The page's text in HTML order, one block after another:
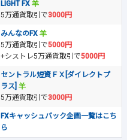
LIGHT FX
5万通貨取引で3000円
みんなのFX
5万通貨取引で5000円
+シストレ5万通貨取引で5000円
セントラル短資ＦＸ[ダイレクトプ
ラス]
5万通貨取引で3000円
FXキャッシュバック企画一覧はこち
ら